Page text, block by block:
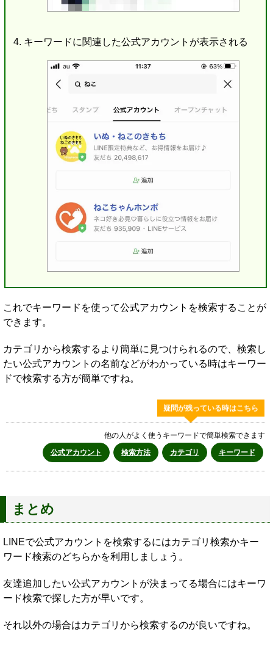
キーワードに関連した公式アカウントが表示される
これでキーワードを使って公式アカウントを検索することが
できます。
カテゴリから検索するより簡単に見つけられるので、検索し
たい公式アカウントの名前などがわかっている時はキーワー
ドで検索する方が簡単ですね。
疑問が残っている時はこちら
他の人がよく使うキーワードで簡単検索できます
公式アカウント
検索方法 カテゴリ キーワード
まとめ
LINEで公式アカウントを検索するにはカテゴリ検索かキー
ワード検索のどちらかを利用しましょう。
友達追加したい公式アカウントが決まってる場合にはキーワ
ード検索で探した方が早いです。
それ以外の場合はカテゴリから検索するのが良いですね。